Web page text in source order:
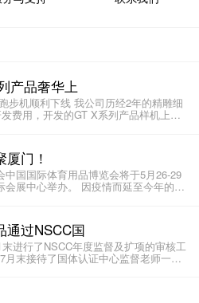
产品奢华上
步机顺利下线 我公司历经2年的精雕细
费用，开发的GT X系列产品样机上次
门！
中国国际体育用品博览会将于5月26-29
会展中心举办。 因疫情而延至今年的体
通过NSCC国
进行了NSCC年度监督及扩项的审核工
月末接待了国体认证中心监督老师一行